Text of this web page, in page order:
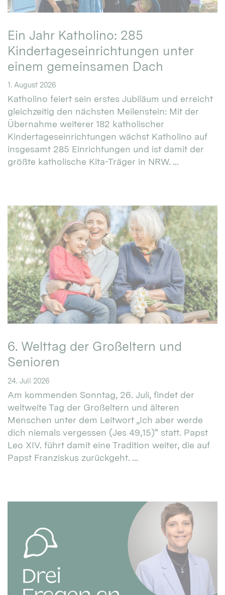
Ein Jahr Katholino: 285
Kindertageseinrichtungen unter
einem gemeinsamen Dach
1. August 2026
Katholino feiert sein erstes Jubiläum und erreicht
gleichzeitig den nächsten Meilenstein: Mit der
Übernahme weiterer 182 katholischer
Kindertageseinrichtungen wächst Katholino auf
insgesamt 285 Einrichtungen und ist damit der
größte katholische Kita-Träger in NRW. ...
6. Welttag der Großeltern und
Senioren
24. Juli 2026
Am kommenden Sonntag, 26. Juli, findet der
weltweite Tag der Großeltern und älteren
Menschen unter dem Leitwort „Ich aber werde
dich niemals vergessen (Jes 49,15)“ statt. Papst
Leo XIV. führt damit eine Tradition weiter, die auf
Papst Franziskus zurückgeht. ...